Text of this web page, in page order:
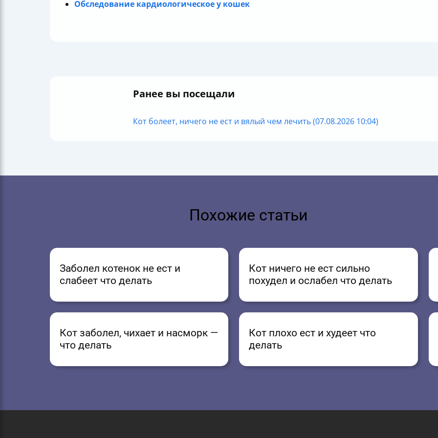
Обследование кардиологическое у кошек
Ранее вы посещали
Кот болеет, ничего не ест и вялый чем лечить (07.08.2026 10:04)
Похожие статьи
Заболел котенок не ест и
слабеет что делать
Кот ничего не ест сильно
похудел и ослабел что делать
Кот заболел, чихает и насморк —
что делать
Кот плохо ест и худеет что
делать